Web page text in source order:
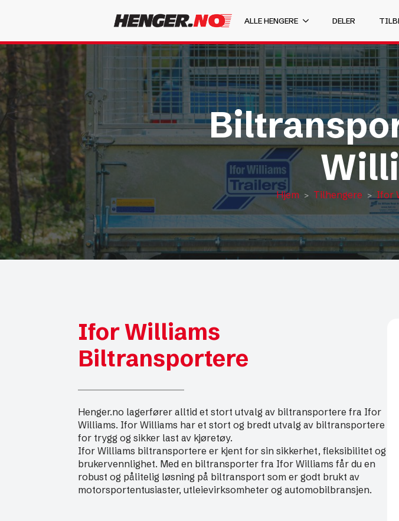
ALLE HENGERE DELER
Hjem Tilhengere Ifor
Ifor Williams
Biltransportere
Henger.no lagerfører alltid et stort utvalg av biltransportere fra Ifor
Williams. Ifor Williams har et stort og bredt utvalg av biltransportere
for trygg og sikker last av kjøretøy.
Ifor Williams biltransportere er kjent for sin sikkerhet, fleksibilitet og
brukervennlighet. Med en biltransporter fra Ifor Williams får du en
robust og pålitelig løsning på biltransport som er godt brukt av
motorsportentusiaster, utleievirksomheter og automobilbransjen.